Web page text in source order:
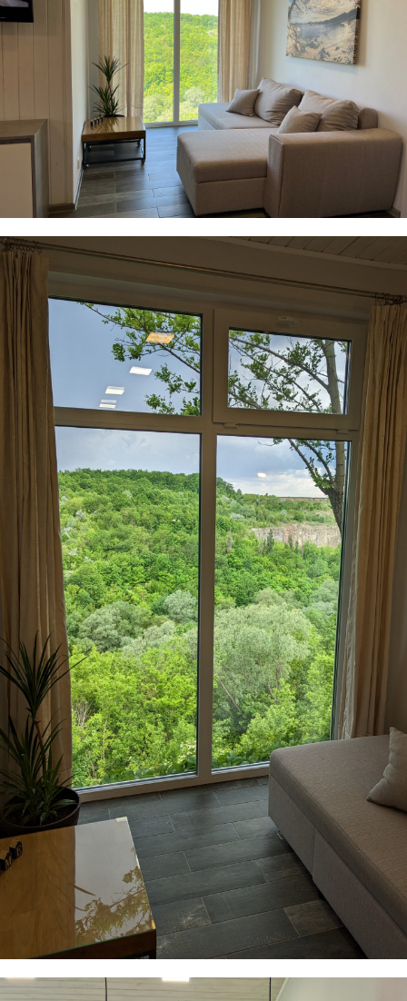
00:00 00:50
На карті